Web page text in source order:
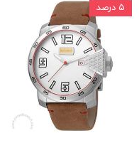
۵ درصد